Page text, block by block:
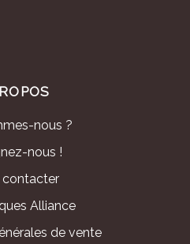
nous ?
nous !
contacter
Alliance
de vente